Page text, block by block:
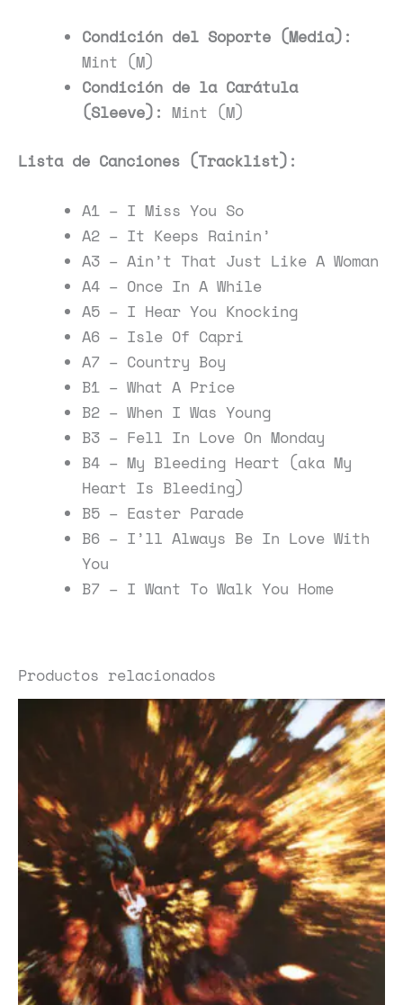
Condición del Soporte (Media):
Mint (M)
Condición de la Carátula
(Sleeve): Mint (M)
Lista de Canciones (Tracklist):
A1 – I Miss You So
A2 – It Keeps Rainin’
A3 – Ain’t That Just Like A Woman
A4 – Once In A While
A5 – I Hear You Knocking
A6 – Isle Of Capri
A7 – Country Boy
B1 – What A Price
B2 – When I Was Young
B3 – Fell In Love On Monday
B4 – My Bleeding Heart (aka My
Heart Is Bleeding)
B5 – Easter Parade
B6 – I’ll Always Be In Love With
You
B7 – I Want To Walk You Home
Productos relacionados